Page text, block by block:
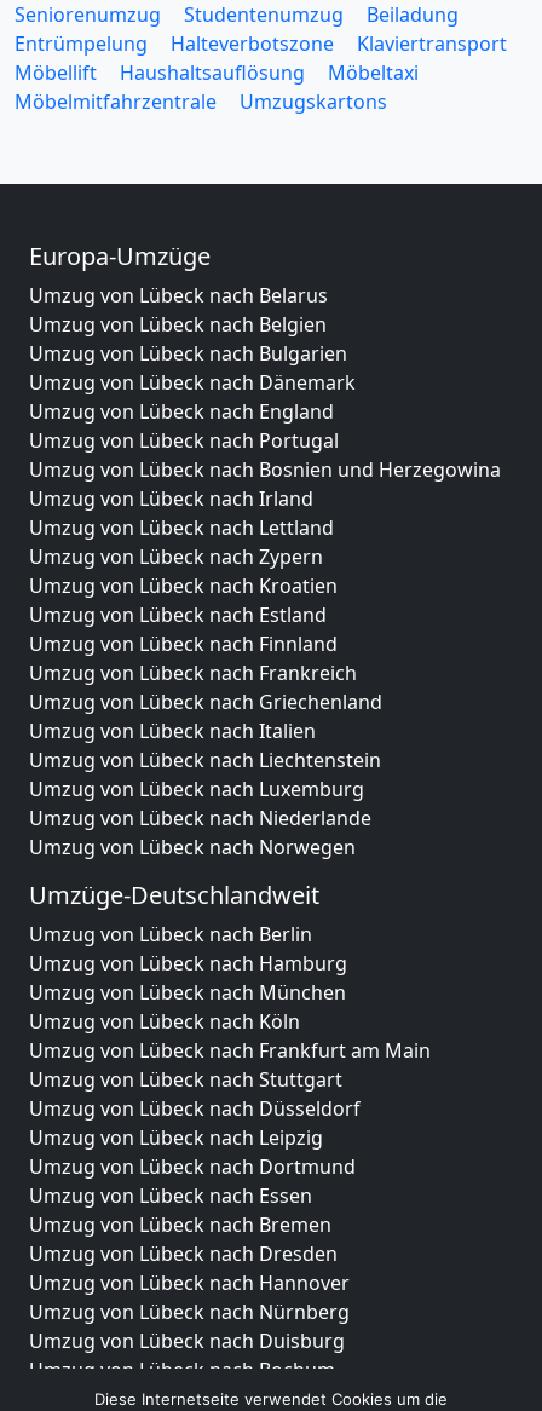
Seniorenumzug
Studentenumzug
Beiladung
Entrümpelung
Halteverbotszone
Klaviertransport
Möbellift
Haushaltsauflösung
Möbeltaxi
Möbelmitfahrzentrale
Umzugskartons
Europa-Umzüge
Umzug von Lübeck nach Belarus
Umzug von Lübeck nach Belgien
Umzug von Lübeck nach Bulgarien
Umzug von Lübeck nach Dänemark
Umzug von Lübeck nach England
Umzug von Lübeck nach Portugal
Umzug von Lübeck nach Bosnien und Herzegowina
Umzug von Lübeck nach Irland
Umzug von Lübeck nach Lettland
Umzug von Lübeck nach Zypern
Umzug von Lübeck nach Kroatien
Umzug von Lübeck nach Estland
Umzug von Lübeck nach Finnland
Umzug von Lübeck nach Frankreich
Umzug von Lübeck nach Griechenland
Umzug von Lübeck nach Italien
Umzug von Lübeck nach Liechtenstein
Umzug von Lübeck nach Luxemburg
Umzug von Lübeck nach Niederlande
Umzug von Lübeck nach Norwegen
Umzüge-Deutschlandweit
Umzug von Lübeck nach Berlin
Umzug von Lübeck nach Hamburg
Umzug von Lübeck nach München
Umzug von Lübeck nach Köln
Umzug von Lübeck nach Frankfurt am Main
Umzug von Lübeck nach Stuttgart
Umzug von Lübeck nach Düsseldorf
Umzug von Lübeck nach Leipzig
Umzug von Lübeck nach Dortmund
Umzug von Lübeck nach Essen
Umzug von Lübeck nach Bremen
Umzug von Lübeck nach Dresden
Umzug von Lübeck nach Hannover
Umzug von Lübeck nach Nürnberg
Umzug von Lübeck nach Duisburg
Umzug von Lübeck nach Bochum
Umzug von Lübeck nach Wuppertal
Diese Internetseite verwendet Cookies um die